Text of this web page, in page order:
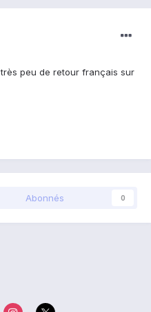
peu de retour français sur
Abonnés 0